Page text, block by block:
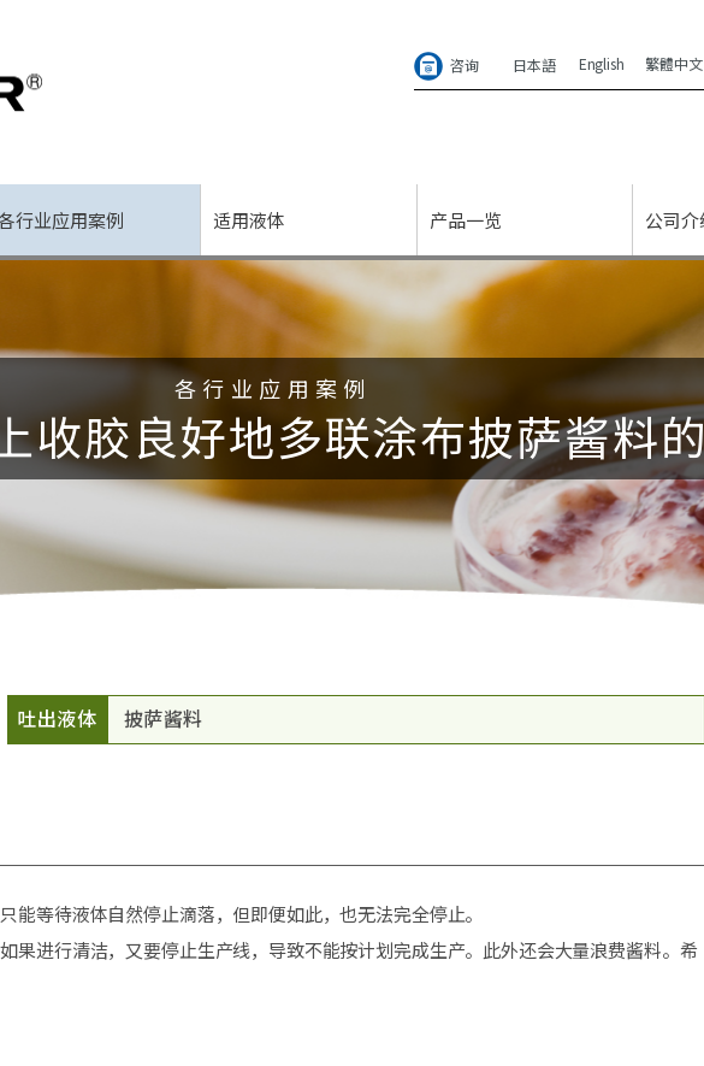
咨询 日本語 English 繁體中文
行业应用案例 适用液体 产品一览 公司介
各行业应用案例
收胶良好地多联涂布披萨酱料
吐出液体 披萨酱料
等待液体自然停止滴落，但即便如此，也无法完全停止。
果进行清洁，又要停止生产线，导致不能按计划完成生产。此外还会大量浪费酱料。希